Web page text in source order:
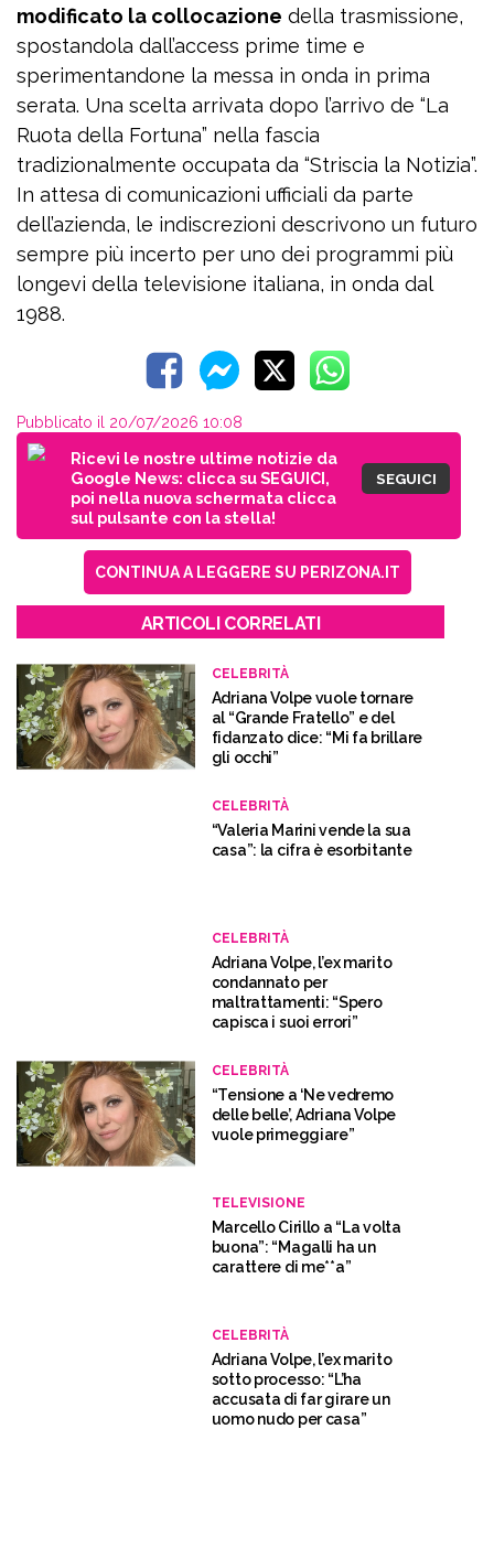
modificato la collocazione della trasmissione,
spostandola dall’access prime time e
sperimentandone la messa in onda in prima
serata. Una scelta arrivata dopo l’arrivo de “La
Ruota della Fortuna” nella fascia
tradizionalmente occupata da “Striscia la Notizia”.
In attesa di comunicazioni ufficiali da parte
dell’azienda, le indiscrezioni descrivono un futuro
sempre più incerto per uno dei programmi più
longevi della televisione italiana, in onda dal
1988.
Pubblicato il 20/07/2026 10:08
Ricevi le nostre ultime notizie da
Google News: clicca su SEGUICI,
poi nella nuova schermata clicca
sul pulsante con la stella!
SEGUICI
CONTINUA A LEGGERE SU PERIZONA.IT
ARTICOLI CORRELATI
CELEBRITÀ
Adriana Volpe vuole tornare
al “Grande Fratello” e del
fidanzato dice: “Mi fa brillare
gli occhi”
CELEBRITÀ
“Valeria Marini vende la sua
casa”: la cifra è esorbitante
CELEBRITÀ
Adriana Volpe, l’ex marito
condannato per
maltrattamenti: “Spero
capisca i suoi errori”
CELEBRITÀ
“Tensione a ‘Ne vedremo
delle belle’, Adriana Volpe
vuole primeggiare”
TELEVISIONE
Marcello Cirillo a “La volta
buona”: “Magalli ha un
carattere di me**a”
CELEBRITÀ
Adriana Volpe, l’ex marito
sotto processo: “L’ha
accusata di far girare un
uomo nudo per casa”